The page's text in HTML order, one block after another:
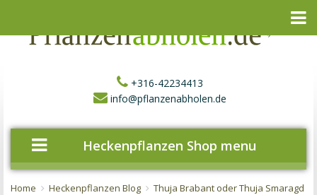
+316-42234413
info@pflanzenabholen.de
Heckenpflanzen Shop menu
Home Heckenpflanzen Blog Thuja Brabant oder Thuja Smaragd